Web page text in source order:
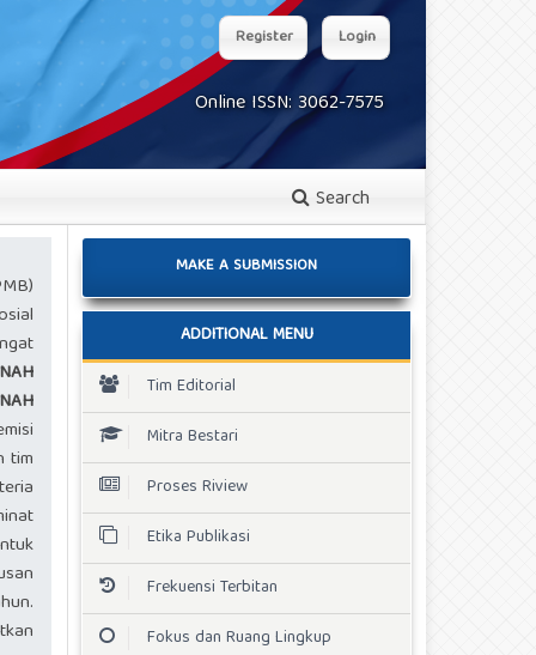
Online ISSN: 3062-7575
Search
Register Login
tim
MAKE A SUBMISSION
ADDITIONAL MENU
Tim Editorial
Mitra Bestari
Proses Riview
Etika Publikasi
Frekuensi Terbitan
Fokus dan Ruang Lingkup